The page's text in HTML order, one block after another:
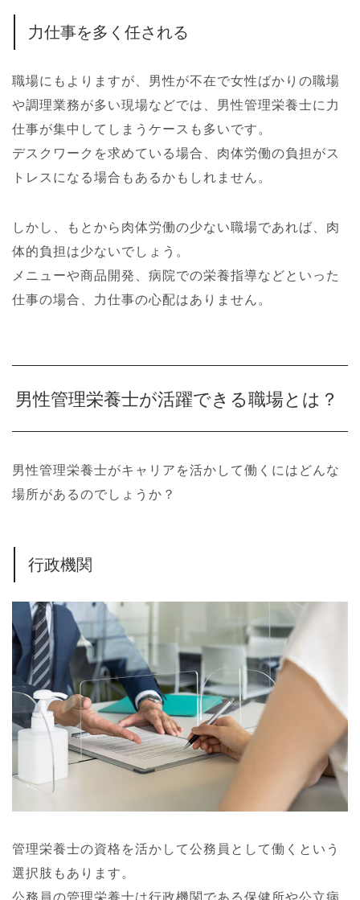
力仕事を多く任される
職場にもよりますが、男性が不在で女性ばかりの職場
や調理業務が多い現場などでは、男性管理栄養士に力
仕事が集中してしまうケースも多いです。
デスクワークを求めている場合、肉体労働の負担がス
トレスになる場合もあるかもしれません。
しかし、もとから肉体労働の少ない職場であれば、肉
体的負担は少ないでしょう。
メニューや商品開発、病院での栄養指導などといった
仕事の場合、力仕事の心配はありません。
男性管理栄養士が活躍できる職場とは？
男性管理栄養士がキャリアを活かして働くにはどんな
場所があるのでしょうか？
行政機関
管理栄養士の資格を活かして公務員として働くという
選択肢もあります。